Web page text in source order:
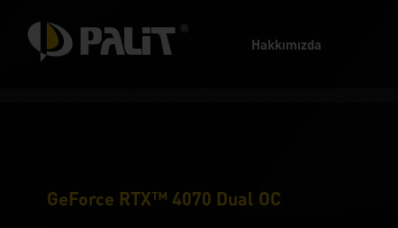
Hakkımızda
GeForce RTX™ 4070 Dual OC